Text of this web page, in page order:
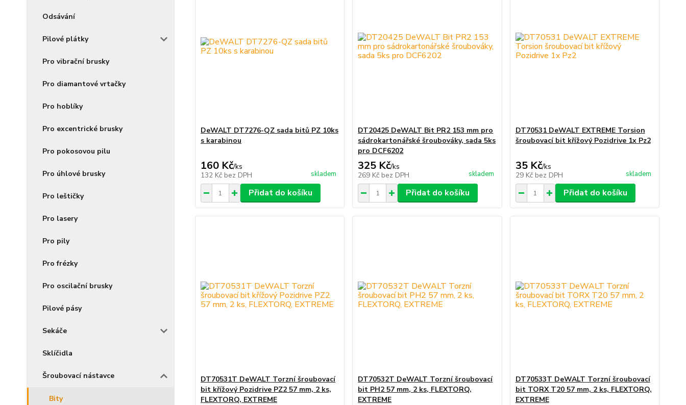
Odsávání
Pilové plátky
Pro vibrační brusky
Pro diamantové vrtačky
Pro hoblíky
Pro excentrické brusky
Pro pokosovou pilu
Pro úhlové brusky
Pro leštičky
Pro lasery
Pro pily
Pro frézky
Pro oscilační brusky
Pilové pásy
Sekáče
Sklíčidla
Šroubovací nástavce
Bity
DeWALT DT7276-QZ sada bitů PZ 10ks
s karabinou
160 Kč/ks
132 Kč bez DPH skladem
Přidat do košíku
DT20425 DeWALT Bit PR2 153 mm pro
sádrokartonářské šroubováky, sada 5ks
pro DCF6202
325 Kč/ks
269 Kč bez DPH skladem
Přidat do košíku
DT70531 DeWALT EXTREME Torsion
šroubovací bit křížový Pozidrive 1x Pz2
35 Kč/ks
29 Kč bez DPH skladem
Přidat do košíku
DT70531T DeWALT Torzní šroubovací
bit křížový Pozidrive PZ2 57 mm, 2 ks,
FLEXTORQ, EXTREME
DT70532T DeWALT Torzní šroubovací
bit PH2 57 mm, 2 ks, FLEXTORQ,
EXTREME
DT70533T DeWALT Torzní šroubovací
bit TORX T20 57 mm, 2 ks, FLEXTORQ,
EXTREME